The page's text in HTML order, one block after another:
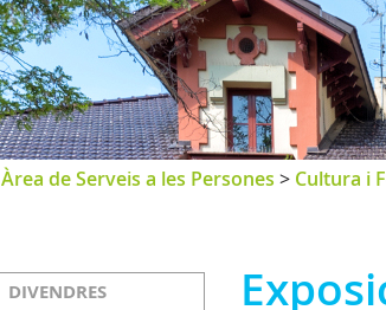
Àrea de Serveis a les Persones > Cultura i
DIVENDRES